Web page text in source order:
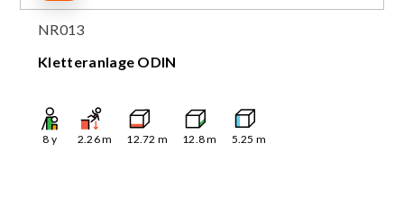
NR013
Kletteranlage ODIN
8 y 2.26m 12.72 m 12.8m 5.25 m